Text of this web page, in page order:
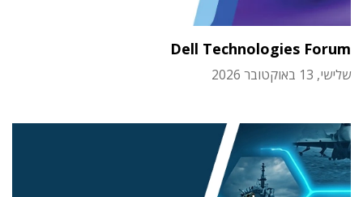
Dell Technologies Forum
שלישי, 13 באוקטובר 2026